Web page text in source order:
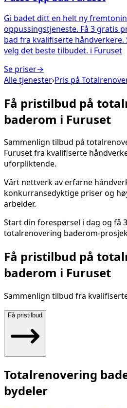
Gi badet ditt en helt ny
oppussingstjeneste. Få 3 gratis
bad fra kvalifiserte
velg det beste tilbudet. i Furuset
Se priser→
Alle tjenester›Pris på
Få pristilbud på
baderom i Furuset
Sammenlign tilbud på
Furusetfra kvalifiserte
uforpliktende.
Vårt nettverk av erfarne
konkurransedyktige priser og
arbeider.
Start din forespørsel i dag og få
totalrenovering baderom-
Få pristilbud på
baderom i Furuset
Sammenlign tilbud fra
Få pristilbud
Totalrenovering
bydeler